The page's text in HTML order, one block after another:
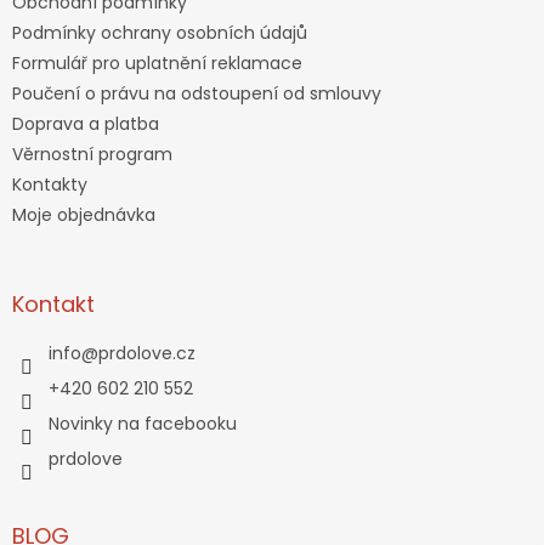
Podmínky ochrany osobních údajů
Formulář pro uplatnění reklamace
Poučení o právu na odstoupení od smlouvy
Doprava a platba
Věrnostní program
Kontakty
Moje objednávka
Kontakt
info@prdolove.cz
+420 602 210 552
Novinky na facebooku
prdolove
BLOG